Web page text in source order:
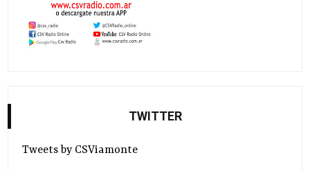
TWITTER
Tweets by CSViamonte